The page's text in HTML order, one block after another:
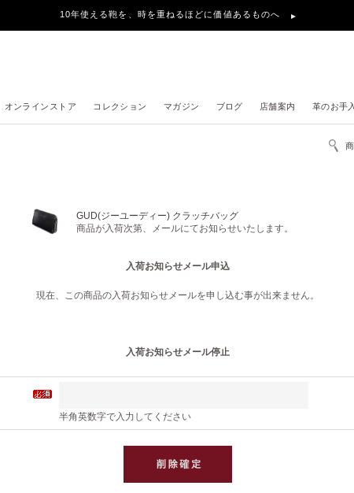
10年使える鞄を、時を重ねるほどに価値あるものへ
オンラインストア コレクション マガジン ブログ 店舗案内 革のお手
GUD(ジーユーディー) クラッチバッグ
商品が入荷次第、メールにてお知らせいたします。
入荷お知らせメール申込
現在、この商品の入荷お知らせメールを申し込む事が出来ません。
入荷お知らせメール停止
半角英数字で入力してください